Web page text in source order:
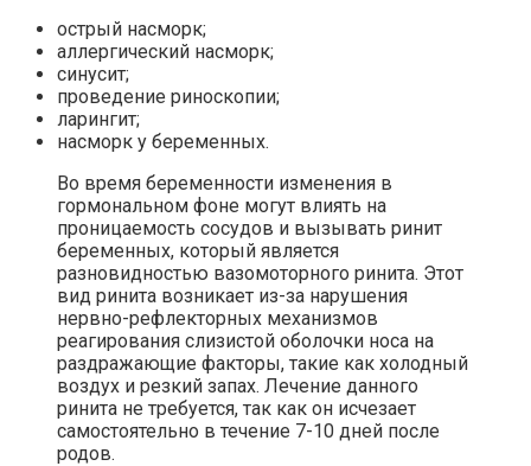
острый насморк;
аллергический насморк;
синусит;
проведение риноскопии;
ларингит;
насморк у беременных.
Во время беременности изменения в
гормональном фоне могут влиять на
проницаемость сосудов и вызывать ринит
беременных, который является
разновидностью вазомоторного ринита. Этот
вид ринита возникает из-за нарушения
нервно-рефлекторных механизмов
реагирования слизистой оболочки носа на
раздражающие факторы, такие как холодный
воздух и резкий запах. Лечение данного
ринита не требуется, так как он исчезает
самостоятельно в течение 7-10 дней после
родов.